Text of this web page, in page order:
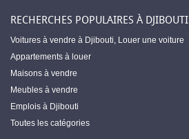
RECHERCHES POPULAIRES À DJIBOUTI
Voitures à vendre à Djibouti, Louer une voiture
Appartements à louer
Maisons à vendre
Meubles à vendre
Emplois à Djibouti
Toutes les catégories